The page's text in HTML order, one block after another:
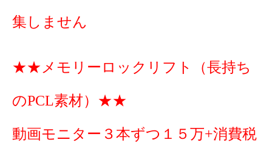
集しません
★★メモリーロックリフト（長持ち
のPCL素材）★★
動画モニター３本ずつ１５万+消費税